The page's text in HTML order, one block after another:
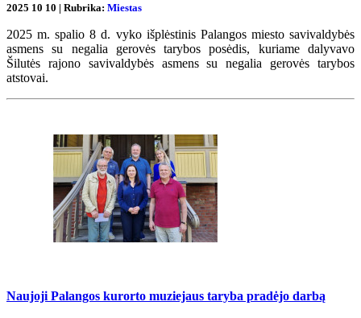
2025 10 10 | Rubrika: Miestas
2025 m. spalio 8 d. vyko išplėstinis Palangos miesto savivaldybės
asmens su negalia gerovės tarybos posėdis, kuriame dalyvavo
Šilutės rajono savivaldybės asmens su negalia gerovės tarybos
atstovai.
Naujoji Palangos kurorto muziejaus taryba pradėjo darbą